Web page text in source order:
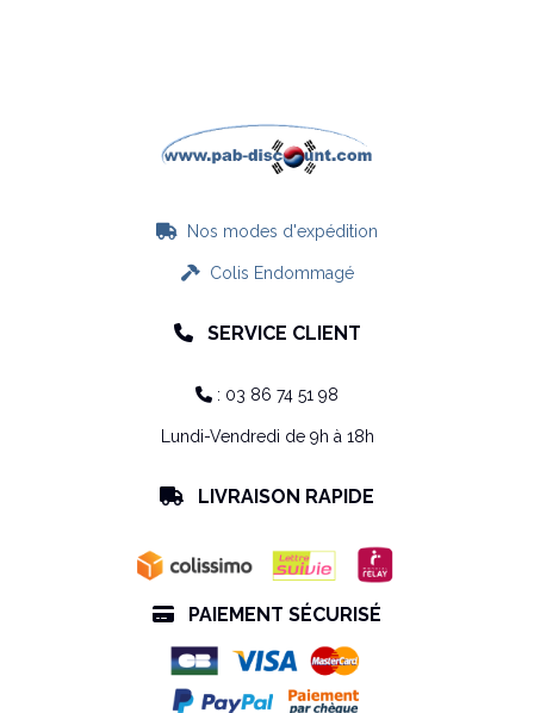
 Nos modes d'expédition
Colis Endommagé
 SERVICE CLIENT
 : 03 86 74 51 98
Lundi-Vendredi de 9h à 18h
 LIVRAISON RAPIDE
 PAIEMENT SÉCURISÉ